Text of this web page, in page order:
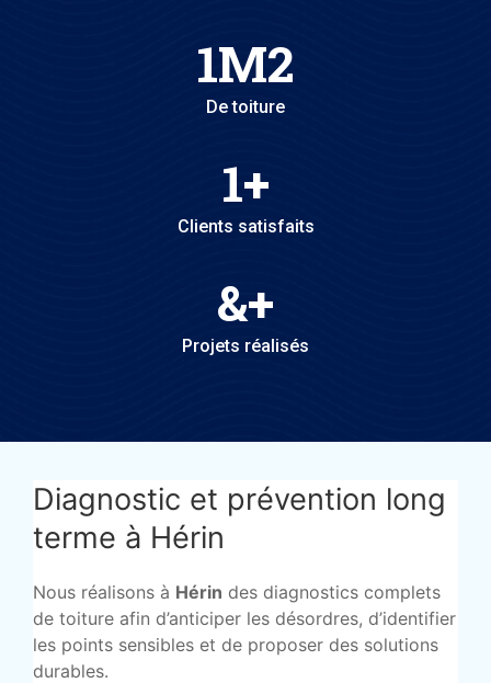
1M2
De toiture
1+
Clients satisfaits
&+
Projets réalisés
Diagnostic et prévention long
terme à Hérin
Nous réalisons à Hérin des diagnostics complets
de toiture afin d’anticiper les désordres, d’identifier
les points sensibles et de proposer des solutions
durables.